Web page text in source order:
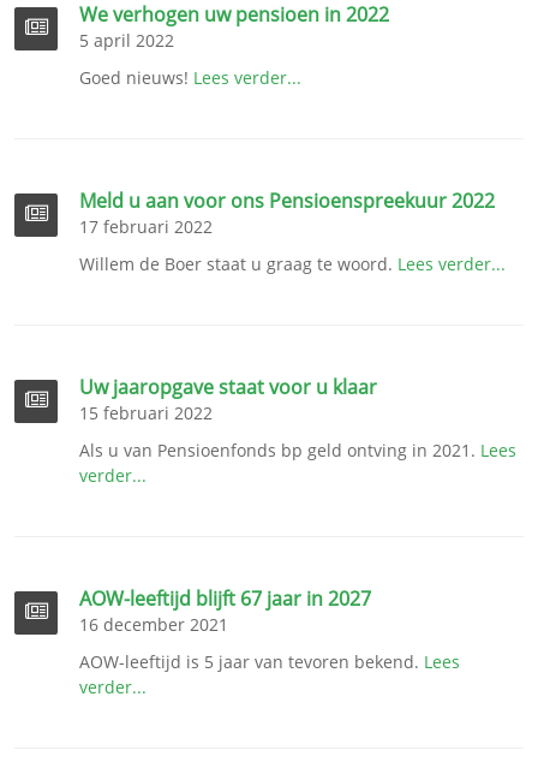
We verhogen uw pensioen in 2022
5 april 2022
Goed nieuws! Lees verder...
Meld u aan voor ons Pensioenspreekuur 2022
17 februari 2022
Willem de Boer staat u graag te woord. Lees verder...
Uw jaaropgave staat voor u klaar
15 februari 2022
Als u van Pensioenfonds bp geld ontving in 2021. Lees
verder...
AOW-leeftijd blijft 67 jaar in 2027
16 december 2021
AOW-leeftijd is 5 jaar van tevoren bekend. Lees
verder...